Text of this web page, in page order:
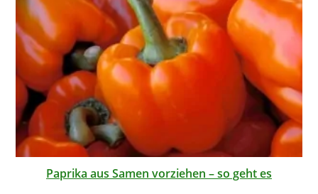
Paprika aus Samen vorziehen – so geht es